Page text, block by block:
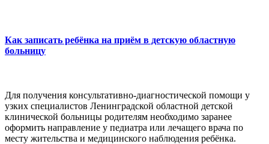
Как записать ребёнка на приём в детскую областную
больницу
Для получения консультативно-диагностической помощи у
узких специалистов Ленинградской областной детской
клинической больницы родителям необходимо заранее
оформить направление у педиатра или лечащего врача по
месту жительства и медицинского наблюдения ребёнка.